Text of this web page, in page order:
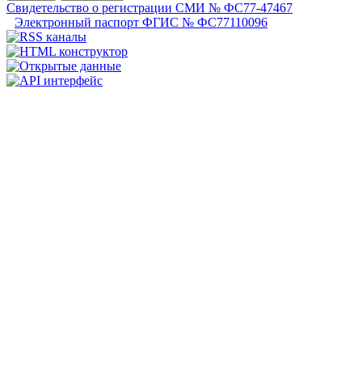
Свидетельство о регистрации СМИ № ФС77-47467
Электронный паспорт ФГИС № ФС77110096